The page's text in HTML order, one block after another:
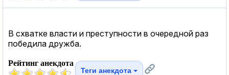
В схватке власти и преступности в очередной раз
победила дружба.
Рейтинг анекдота
Теги анекдота